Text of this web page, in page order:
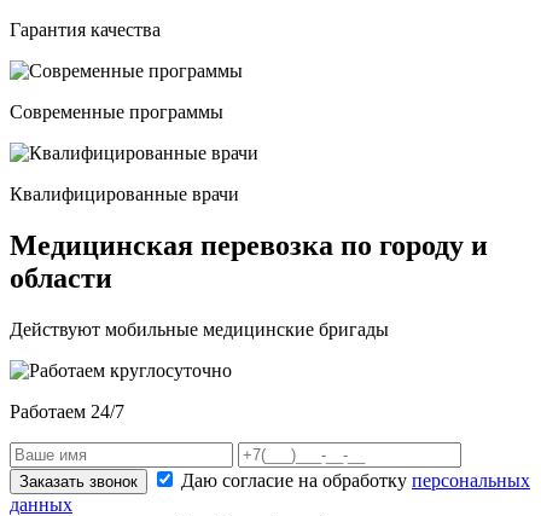
Гарантия качества
Современные программы
Квалифицированные врачи
Медицинская перевозка по городу и
области
Действуют мобильные медицинские бригады
Работаем 24/7
Заказать звонок Даю согласие на обработку персональных
данных